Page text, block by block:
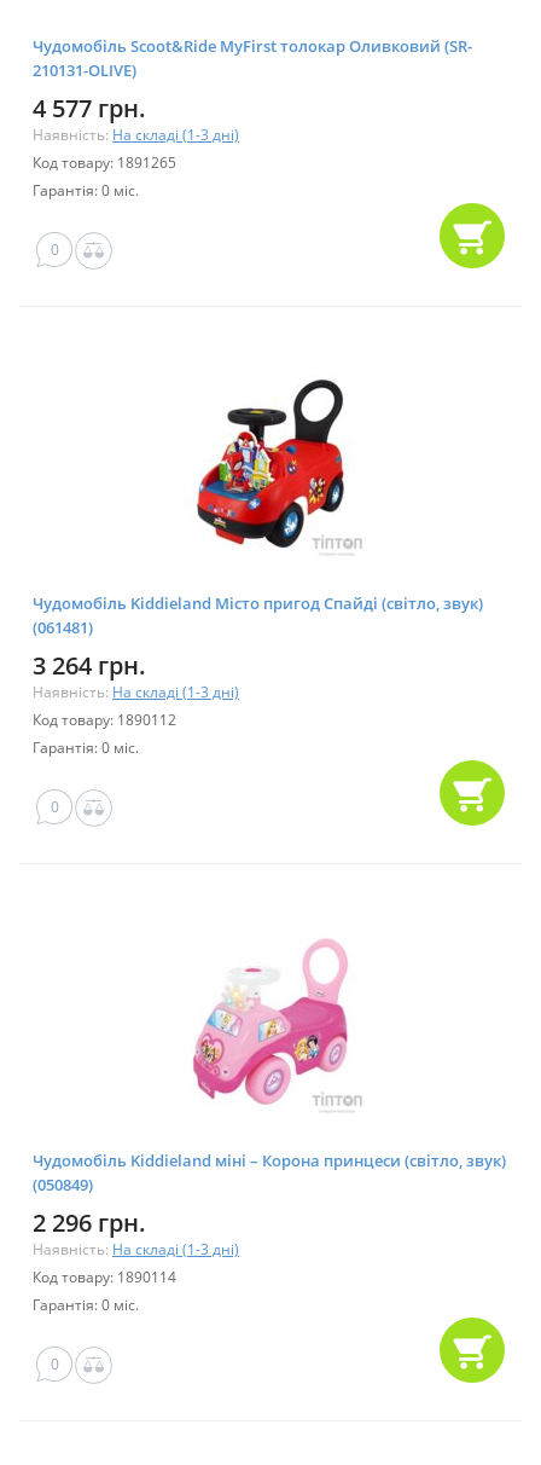
Чудомобіль Scoot&Ride MyFirst толокар Оливковий (SR-
210131-OLIVE)
4 577 грн.
Наявність: На складі (1-3 дні)
Код товару: 1891265
Гарантія: 0 міс.
0
Чудомобіль Kiddieland Місто пригод Спайді (світло, звук)
(061481)
3 264 грн.
Наявність: На складі (1-3 дні)
Код товару: 1890112
Гарантія: 0 міс.
0
Чудомобіль Kiddieland міні – Корона принцеси (світло, звук)
(050849)
2 296 грн.
Наявність: На складі (1-3 дні)
Код товару: 1890114
Гарантія: 0 міс.
0